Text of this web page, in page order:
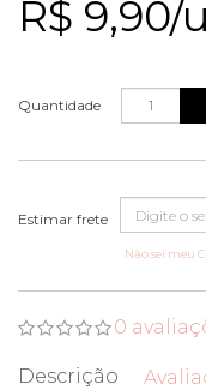
R$ 9,90/u
Quantidade
Não sei meu
0
Descrição